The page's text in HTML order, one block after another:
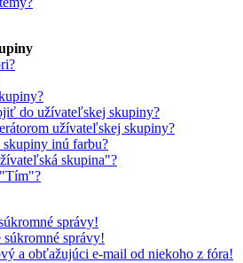
do užívateľskej skupiny?
užívateľskej skupiny?
skupiny inú farbu?
skupina"?
správy!
súkromné správy!
a obťažujúci e-mail od niekoho z fóra!